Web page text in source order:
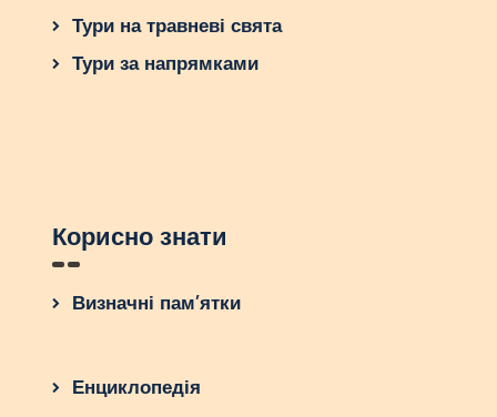
Тури на травневі свята
Тури за напрямками
Корисно знати
Визначні пам’ятки
Енциклопедія